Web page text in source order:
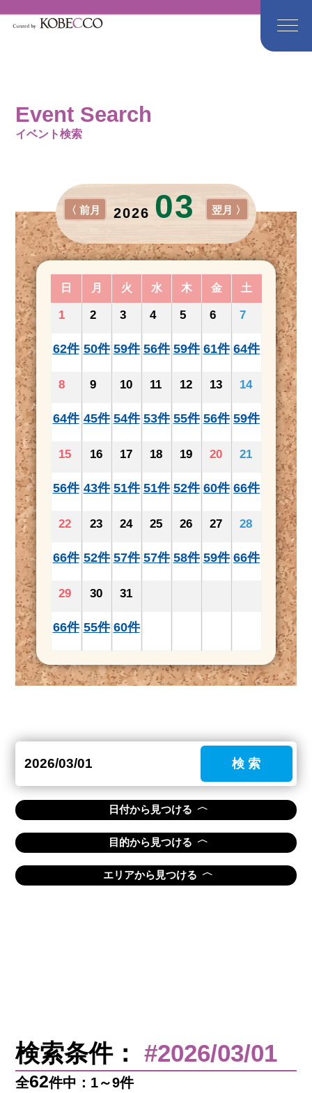
Event Search
イベント検索
2026 03
〈 前月 翌月 〉
日 月 火 水 木 金 土
1
62件
2
50件
3
59件
4
56件
5
59件
6
61件
7
64件
8
64件
9
45件
10
54件
11
53件
12
55件
13
56件
14
59件
15
56件
16
43件
17
51件
18
51件
19
52件
20
60件
21
66件
22
66件
23
52件
24
57件
25
57件
26
58件
27
59件
28
66件
29
66件
30
55件
31
60件
検 索
日付から見つける 〈
目的から見つける 〈
エリアから見つける 〈
検索条件：#2026/03/01
全62件中：1～9件